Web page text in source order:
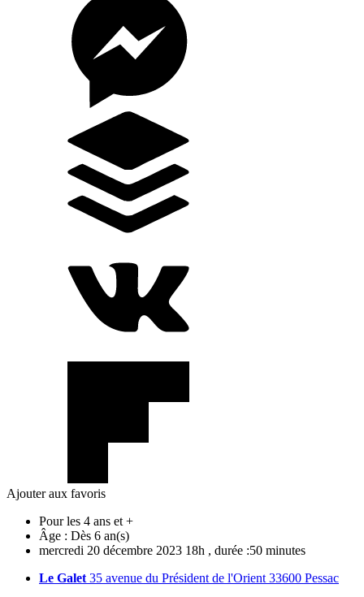
Ajouter aux favoris
Pour les 4 ans et +
Âge : Dès 6 an(s)
mercredi 20 décembre 2023 18h , durée :50 minutes
Le Galet 35 avenue du Président de l'Orient 33600 Pessac